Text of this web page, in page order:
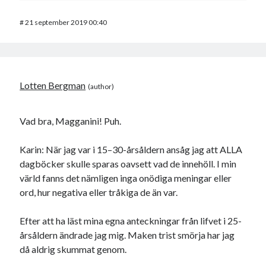
#21 september 2019 00:40
Lotten Bergman
Vad bra, Magganini! Puh.
Karin: När jag var i 15–30-årsåldern ansåg jag att ALLA
dagböcker skulle sparas oavsett vad de innehöll. I min
värld fanns det nämligen inga onödiga meningar eller
ord, hur negativa eller tråkiga de än var.
Efter att ha läst mina egna anteckningar från lifvet i 25-
årsåldern ändrade jag mig. Maken trist smörja har jag
då aldrig skummat genom.